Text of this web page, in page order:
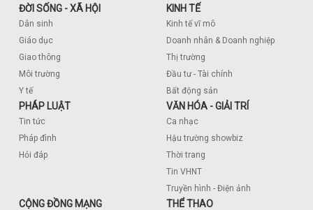
ĐỜI SỐNG - XÃ HỘI
Dân sinh
Giáo dục
Giao thông
Môi trường
Y tế
KINH TẾ
Kinh tế vĩ mô
Doanh nhân & Doanh nghiệp
Thị trường
Đầu tư - Tài chính
Bất động sản
PHÁP LUẬT
Tin tức
Pháp đình
Hỏi đáp
VĂN HÓA - GIẢI TRÍ
Ca nhạc
Hậu trường showbiz
Thời trang
Tin VHNT
Truyền hình - Điện ảnh
CỘNG ĐỒNG MẠNG THỂ THAO